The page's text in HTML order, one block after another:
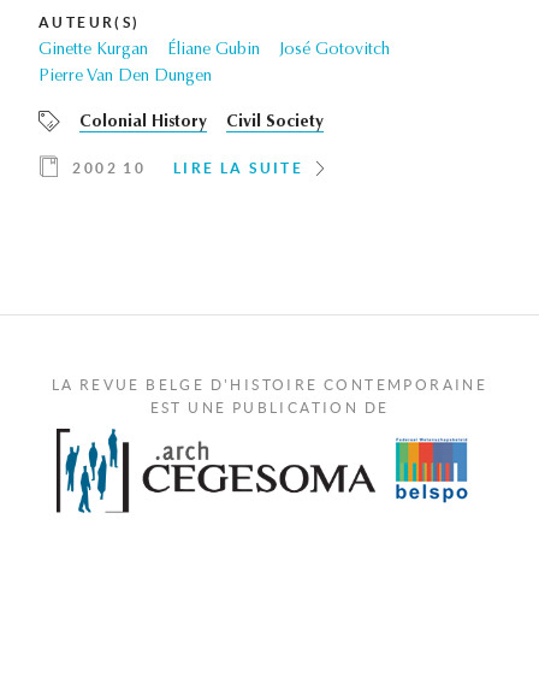
AUTEUR(S)
Ginette Kurgan Éliane Gubin
José Gotovitch
Pierre Van Den Dungen
Colonial History Civil Society
2002 10 LIRE LA SUITE
LA REVUE BELGE D'HISTOIRE CONTEMPORAINE
EST UNE PUBLICATION DE